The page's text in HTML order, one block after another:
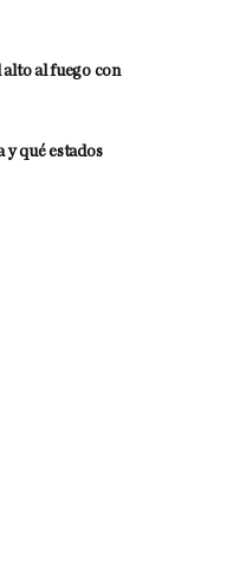
al fuego con
y qué estados